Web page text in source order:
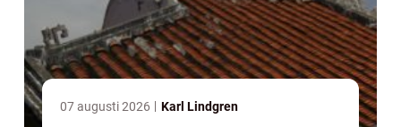
07 augusti 2026 Karl Lindgren